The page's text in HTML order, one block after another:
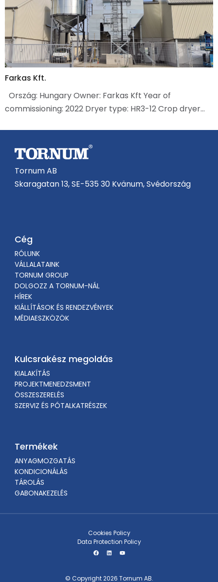
Farkas Kft.
Ország: Hungary Owner: Farkas Kft Year of
commissioning: 2022 Dryer type: HR3-12 Crop dryer…
Tornum AB
Skaragatan 13, SE-535 30 Kvänum, Svédország
Cég
RÓLUNK
VÁLLALATAINK
TORNUM GROUP
DOLGOZZ A TORNUM-NÁL
HÍREK
KIÁLLÍTÁSOK ÉS RENDEZVÉNYEK
MÉDIAESZKÖZÖK
Kulcsrakész megoldás
KIALAKÍTÁS
PROJEKTMENEDZSMENT
ÖSSZESZERELÉS
SZERVIZ ÉS PÓTALKATRÉSZEK
Termékek
ANYAGMOZGATÁS
KONDICIONÁLÁS
TÁROLÁS
GABONAKEZELÉS
© Copyright 2026 Tornum AB.
Cookies Policy
Data Protection Policy